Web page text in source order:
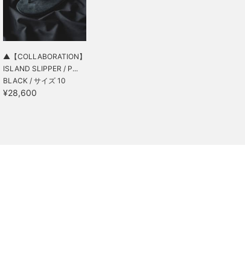
▲【COLLABORATION】
ISLAND SLIPPER / P...
BLACK / サイズ 10
¥28,600